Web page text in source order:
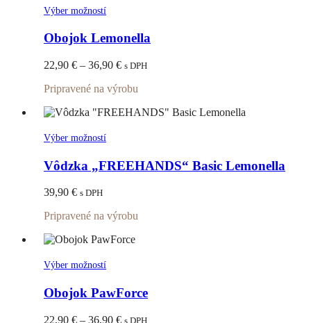
stránke
produktu.
Výber možnostíTento
má
viacero
variantov.
Možnosti
si
môžete
vybrať
stránke
Obojok Lemonella
22,90 € – 36,90 €Price
22,90 €
36,90 €
s DPH
Pripravené na výrobu
Výber možnostíTento
má
viacero
si
môžete
vybrať
stránke
Vôdzka „FREEHANDS“ Basic Lemonella
39,90 € s DPH
Pripravené na výrobu
Výber možnostíTento
má
viacero
variantov.
Obojok PawForce
22,90 € – 36,90 €Price
s DPH